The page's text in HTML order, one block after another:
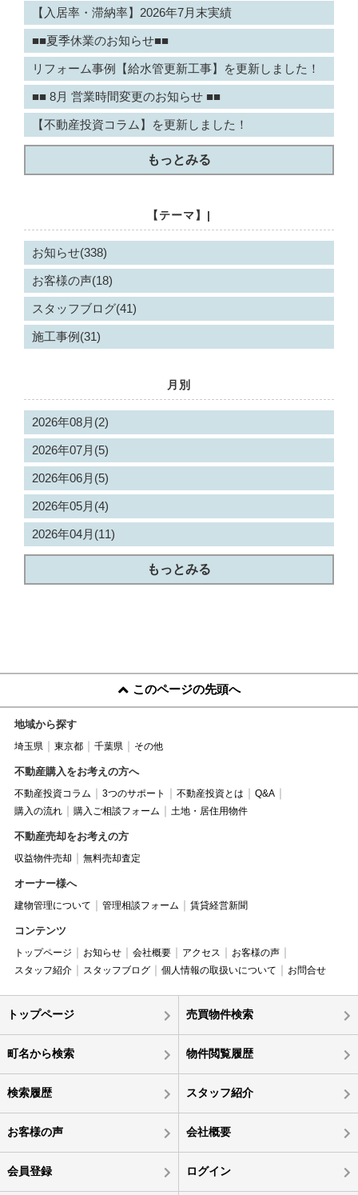
【入居率・滞納率】2026年7月末実績
■■夏季休業のお知らせ■■
リフォーム事例【給水管更新工事】を更新しました！
■■ 8月 営業時間変更のお知らせ ■■
【不動産投資コラム】を更新しました！
もっとみる
【テーマ】|
お知らせ(338)
お客様の声(18)
スタッフブログ(41)
施工事例(31)
月別
2026年08月(2)
2026年07月(5)
2026年06月(5)
2026年05月(4)
2026年04月(11)
もっとみる
このページの先頭へ
地域から探す
埼玉県 東京都 千葉県 その他
不動産購入をお考えの方へ
不動産投資コラム 3つのサポート 不動産投資とは
Q&A
購入の流れ
購入ご相談フォーム 土地・居住用物件
不動産売却をお考えの方
収益物件売却 無料売却査定
オーナー様へ
建物管理について 管理相談フォーム 賃貸経営新聞
コンテンツ
トップページ お知らせ 会社概要 アクセス
お客様の声
スタッフ紹介
スタッフブログ 個人情報の取扱いについて お問合せ
トップページ 売買物件検索
町名から検索 物件閲覧履歴
検索履歴 スタッフ紹介
お客様の声 会社概要
会員登録 ログイン